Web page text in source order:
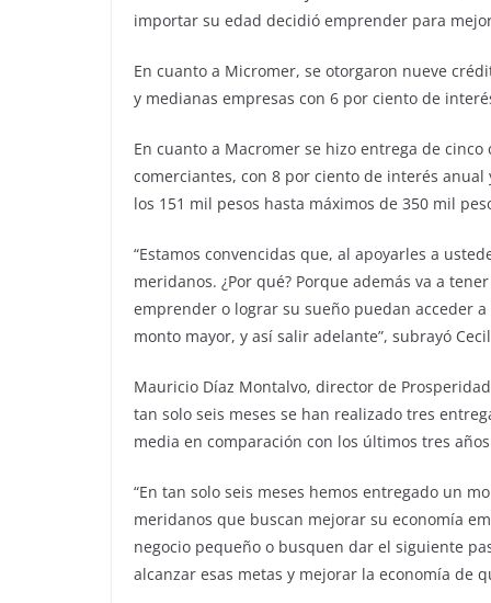
importar su edad decidió emprender para
En cuanto a Micromer, se otorgaron nueve
y medianas empresas con 6 por ciento de
En cuanto a Macromer se hizo entrega de
comerciantes, con 8 por ciento de interés
los 151 mil pesos hasta máximos de 350 mil
“Estamos convencidas que, al apoyarles a
meridanos. ¿Por qué? Porque además va a
emprender o lograr su sueño puedan acceder
monto mayor, y así salir adelante”, subrayó
Mauricio Díaz Montalvo, director de
tan solo seis meses se han realizado tres
media en comparación con los últimos tres
“En tan solo seis meses hemos entregado un
meridanos que buscan mejorar su economía
negocio pequeño o busquen dar el siguiente
alcanzar esas metas y mejorar la economía de